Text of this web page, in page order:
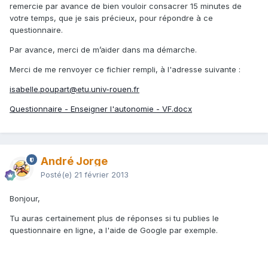
remercie par avance de bien vouloir consacrer 15 minutes de
votre temps, que je sais précieux, pour répondre à ce
questionnaire.
Par avance, merci de m’aider dans ma démarche.
Merci de me renvoyer ce fichier rempli, à l'adresse suivante :
isabelle.poupart@etu.univ-rouen.fr
Questionnaire - Enseigner l'autonomie - VF.docx
André Jorge
Posté(e) 21 février 2013
Bonjour,
Tu auras certainement plus de réponses si tu publies le
questionnaire en ligne, a l'aide de Google par exemple.